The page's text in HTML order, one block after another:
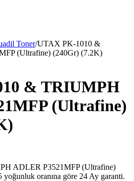
Toner/UTAX PK-1010 &
(Ultrafine) (240Gr) (7.2K)
& TRIUMPH
(Ultrafine)
ADLER P3521MFP (Ultrafine)
oranına göre 24 Ay garanti.